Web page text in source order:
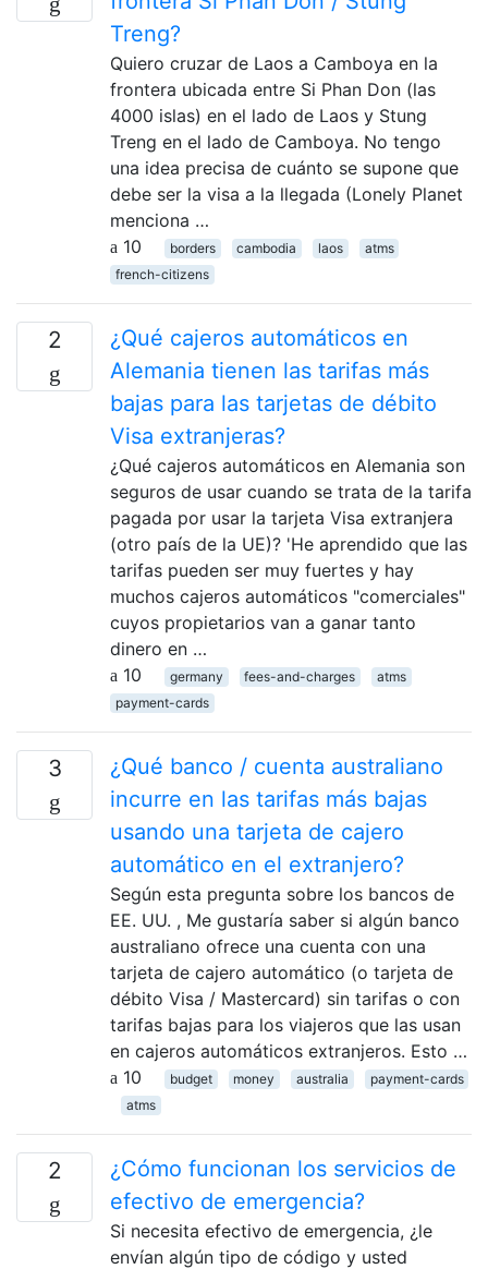
Treng?
Quiero cruzar de Laos a Camboya en la
frontera ubicada entre Si Phan Don (las
4000 islas) en el lado de Laos y Stung
Treng en el lado de Camboya. No tengo
una idea precisa de cuánto se supone que
debe ser la visa a la llegada (Lonely Planet
menciona …
10
borders cambodia laos
atms
french-citizens
2
¿Qué cajeros automáticos en
Alemania tienen las tarifas más
bajas para las tarjetas de débito
Visa extranjeras?
¿Qué cajeros automáticos en Alemania son
seguros de usar cuando se trata de la tarifa
pagada por usar la tarjeta Visa extranjera
(otro país de la UE)? 'He aprendido que las
tarifas pueden ser muy fuertes y hay
muchos cajeros automáticos "comerciales"
cuyos propietarios van a ganar tanto
dinero en …
10
germany fees-and-charges
atms
payment-cards
3
¿Qué banco / cuenta australiano
incurre en las tarifas más bajas
usando una tarjeta de cajero
automático en el extranjero?
Según esta pregunta sobre los bancos de
EE. UU. , Me gustaría saber si algún banco
australiano ofrece una cuenta con una
tarjeta de cajero automático (o tarjeta de
débito Visa / Mastercard) sin tarifas o con
tarifas bajas para los viajeros que las usan
en cajeros automáticos extranjeros. Esto …
10
budget money australia
payment-cards
atms
2
¿Cómo funcionan los servicios de
efectivo de emergencia?
Si necesita efectivo de emergencia, ¿le
envían algún tipo de código y usted